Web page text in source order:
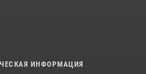
ИНФОРМАЦИЯ